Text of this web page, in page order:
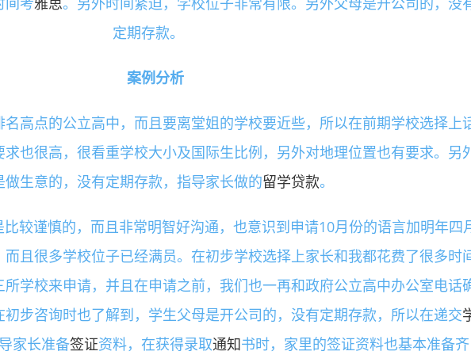
定期存款。
案例分析
高点的公立高中，而且要离堂姐的学校要近些，所以在前期学校选择上
也很高，很看重学校大小及国际生比例，另外对地理位置也有要求。另
做生意的，没有定期存款，指导家长做的留学贷款。
较谨慎的，而且非常明智好沟通，也意识到申请10月份的语言加明年四
且很多学校位子已经满员。在初步学校选择上家长和我都花费了很多时
学校来申请，并且在申请之前，我们也一再和政府公立高中办公室电话
步咨询时也了解到，学生父母是开公司的，没有定期存款，所以在递交
家长准备签证资料，在获得录取通知书时，家里的签证资料也基本准备齐